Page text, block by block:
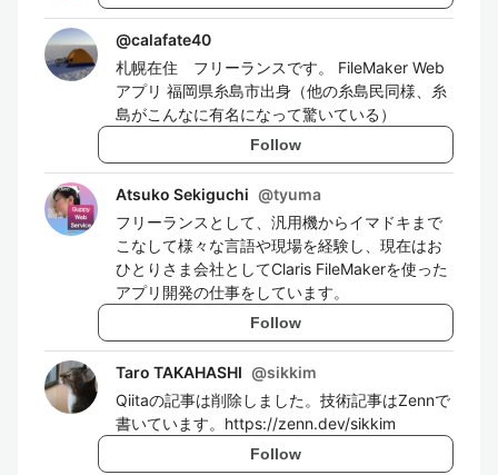
@calafate40
札幌在住 フリーランスです。 FileMaker Web
アプリ 福岡県糸島市出身（他の糸島民同様、糸
島がこんなに有名になって驚いている）
Follow
Atsuko Sekiguchi @tyuma
フリーランスとして、汎用機からイマドキまで
こなして様々な言語や現場を経験し、現在はお
ひとりさま会社としてClaris FileMakerを使った
アプリ開発の仕事をしています。
Follow
Taro TAKAHASHI @sikkim
Qiitaの記事は削除しました。技術記事はZennで
書いています。https://zenn.dev/sikkim
Follow